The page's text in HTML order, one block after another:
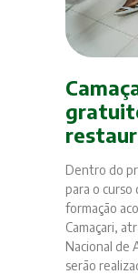
Dentro do
para o curso
formação
Camaçari,
Nacional de
serão